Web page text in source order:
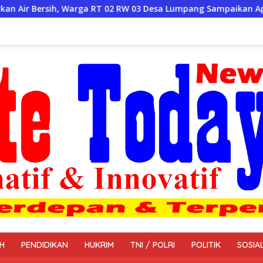
RW 03 Desa Lumpang Sampaikan Apresiasi Bantuan
PENDIDIKAN HUKRIM TNI / POLRI POLITIK